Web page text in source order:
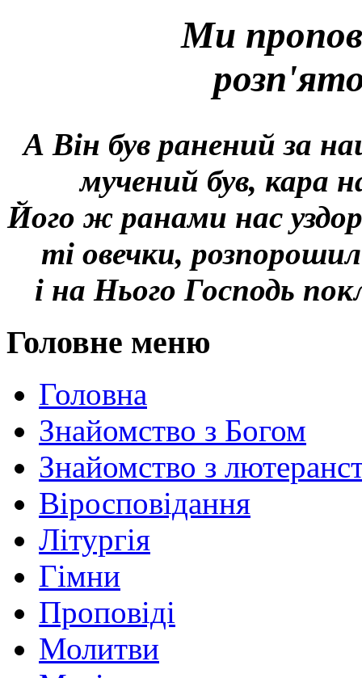
Ми
А Він був ранений за
мучений був, кара
Його ж ранами нас
ті овечки,
і на Нього Господь
Головне меню
Головна
Знайомство з Богом
Знайомство з
Віросповідання
Літургія
Гімни
Проповіді
Молитви